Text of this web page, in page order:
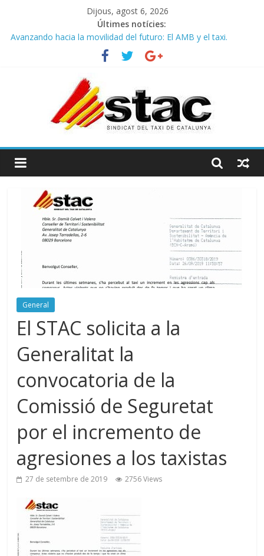
Dijous, agost 6, 2026
Últimes notícies:
Avanzando hacia la movilidad del futuro: El AMB y el taxi.
Programa de Radio TAXI LIBRE 29.07.2026 en COOLTURA FM.
STAC/ATC SOLICITAN TAULA TÈCNICA PARA MEJORAR LA
OPERATIVA DE ENTRADA EN EL PUERTO DE BARCELONA.
Programa de Radio TAXI LIBRE 22.07.2026 en COOLTURA FM.
Edición 385
COMUNICADO CONJUNTO STAC – ATC
General
El STAC solicita a la
Generalitat la
convocatoria de la
Comissió de Seguretat
por el incremento de
agresiones a los taxistas
27 de setembre de 2019 2756 Views